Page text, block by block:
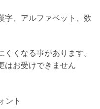
字、アルファベット、数
くなる事があります。
はお受けできません
ント